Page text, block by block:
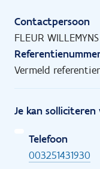
Contactpersoon
FLEUR WILLEMYNS
Vermeld
Je kan solliciteren
Telefoon
003251431930